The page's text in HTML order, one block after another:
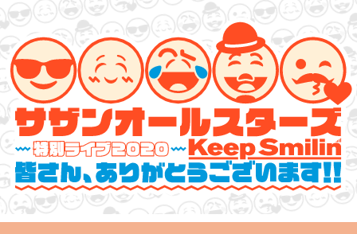
サザンオールスターズ 特別ライブ 2020